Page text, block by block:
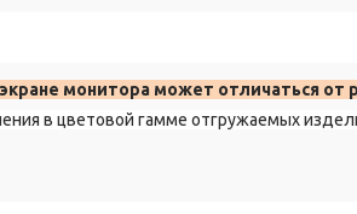
монитора может отличаться от
в цветовой гамме отгружаемых